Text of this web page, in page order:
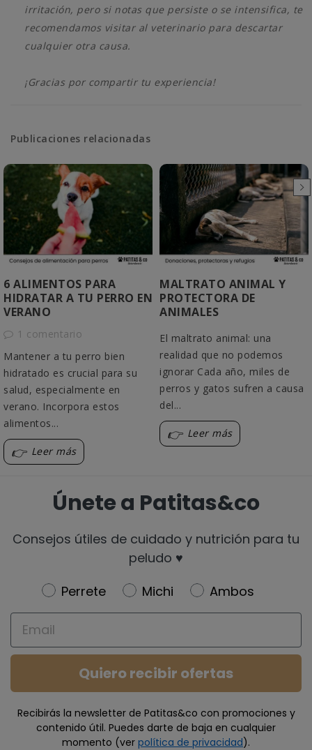
irritación, pero si notas que persiste o se intensifica, te
recomendamos visitar al veterinario para descartar
cualquier otra causa.
¡Gracias por compartir tu experiencia!
Publicaciones relacionadas
6 ALIMENTOS PARA
HIDRATAR A TU PERRO EN
VERANO
1 comentario
Mantener a tu perro bien
hidratado es crucial para su
salud, especialmente en
verano. Incorpora estos
alimentos...
Leer más
MALTRATO ANIMAL Y
PROTECTORA DE
ANIMALES
El maltrato animal: una
realidad que no podemos
ignorar Cada año, miles de
perros y gatos sufren a causa
del...
Leer más
Únete a Patitas&co
Consejos útiles de cuidado y nutrición para tu
peludo ♥️
Newsletter
Perrete Michi
Ambos
Email
Quiero recibir ofertas
Recibirás la newsletter de Patitas&co con promociones y
contenido útil. Puedes darte de baja en cualquier
momento (ver política de privacidad).